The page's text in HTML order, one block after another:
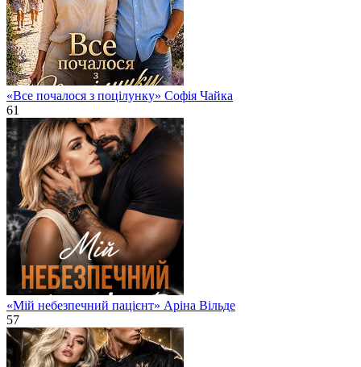
«Все почалося з поцілунку» Софія Чайка
61
«Мій небезпечний пацієнт» Аріна Вільде
57